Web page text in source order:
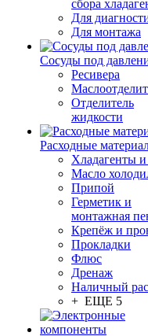
сбора
Для
Для монтажа
Сосуды под
Ресивера
Отделитель
жидкости
Расходные
Хладагенты
Масло
Припой
Герметик и
монтажная
Крепёж и
Прокладки
Флюс
Дренаж
Наличный
+ ЕЩЕ 5